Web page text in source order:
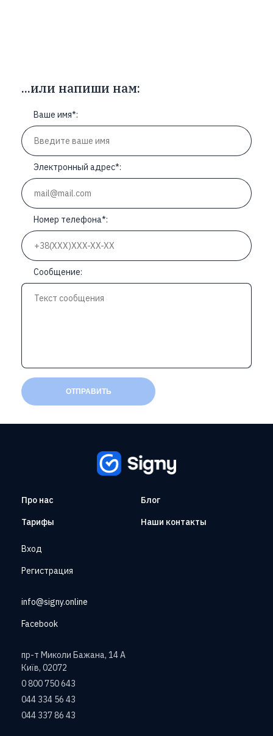
...или напиши нам:
ОТПРАВИТЬ
Про нас
Тарифы
Блог
Наши контакты
Вход
Регистрация
info@signy.online
Facebook
пр-т Миколи Бажана, 14 А
Київ, 02072
0 800 750 643
044 334 56 43
044 337 86 43